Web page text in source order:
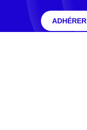
ADHÉRER